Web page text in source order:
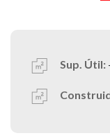
Sup. Útil: